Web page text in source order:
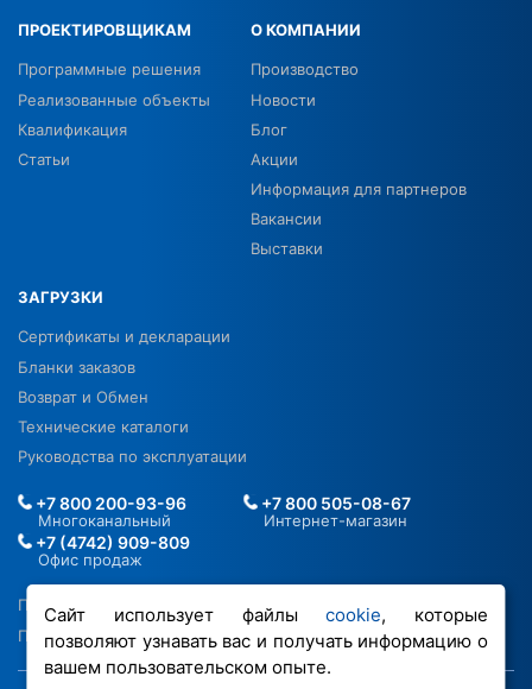
Сайт использует файлыcookie, которые
позволяют узнавать вас и получать информацию о
вашем пользовательском опыте.
ПРОЕКТИРОВЩИКАМ
Программные решения
Реализованные объекты
Квалификация
Статьи
О КОМПАНИИ
Производство
Новости
Блог
Акции
Информация для партнеров
Вакансии
Выставки
ЗАГРУЗКИ
Сертификаты и декларации
Бланки заказов
Возврат и Обмен
Технические каталоги
Руководства по эксплуатации
Политика в отношении ПДН
Политика обработки файлов cookie
+7 800 200-93-96
Многоканальный
+7 800 505-08-67
Интернет-магазин
+7 (4742) 909-809
Офис продаж